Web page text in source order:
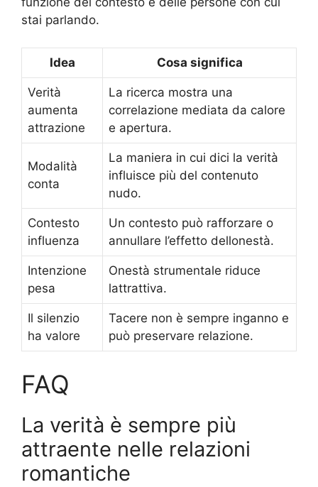
stai parlando.
Idea Cosa significa
Verità
aumenta
attrazione
La ricerca mostra una
correlazione mediata da calore
e apertura.
Modalità
conta
La maniera in cui dici la verità
influisce più del contenuto
nudo.
Contesto
influenza
Un contesto può rafforzare o
annullare l’effetto dellonestà.
Intenzione
pesa
Onestà strumentale riduce
lattrattiva.
Il silenzio
ha valore
Tacere non è sempre inganno e
può preservare relazione.
FAQ
La verità è sempre più
attraente nelle relazioni
romantiche